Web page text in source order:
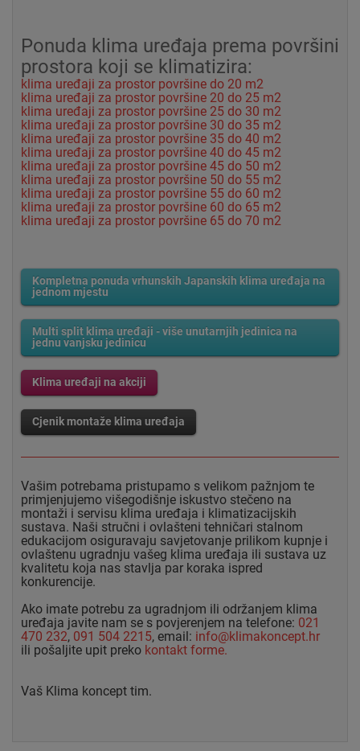
Ponuda klima uređaja prema površini
prostora koji se klimatizira:
klima uređaji za prostor površine do 20 m2
klima uređaji za prostor površine 20 do 25 m2
klima uređaji za prostor površine 25 do 30 m2
klima uređaji za prostor površine 30 do 35 m2
klima uređaji za prostor površine 35 do 40 m2
klima uređaji za prostor površine 40 do 45 m2
klima uređaji za prostor površine 45 do 50 m2
klima uređaji za prostor površine 50 do 55 m2
klima uređaji za prostor površine 55 do 60 m2
klima uređaji za prostor površine 60 do 65 m2
klima uređaji za prostor površine 65 do 70 m2
Kompletna ponuda vrhunskih Japanskih klima uređaja na
jednom mjestu
Multi split klima uređaji - više unutarnjih jedinica na
jednu vanjsku jedinicu
Klima uređaji na akciji
Cjenik montaže klima uređaja
Vašim potrebama pristupamo s velikom pažnjom te
primjenjujemo višegodišnje iskustvo stečeno na
montaži i servisu klima uređaja i klimatizacijskih
sustava. Naši stručni i ovlašteni tehničari stalnom
edukacijom osiguravaju savjetovanje prilikom kupnje i
ovlaštenu ugradnju vašeg klima uređaja ili sustava uz
kvalitetu koja nas stavlja par koraka ispred
konkurencije.
Ako imate potrebu za ugradnjom ili održanjem klima
uređaja javite nam se s povjerenjem na telefone: 021
470 232, 091 504 2215, email: info@klimakoncept.hr
ili pošaljite upit preko kontakt forme.
Vaš Klima koncept tim.